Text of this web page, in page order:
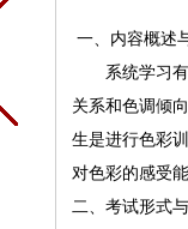
一、内容概述
系统学习
关系和色调倾
生是进行色彩
对色彩的感受
二、考试形式